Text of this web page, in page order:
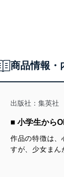
商品情報・
出版社： 集英社
■ 小学生から
作品の特徴は、
すが、少女まん